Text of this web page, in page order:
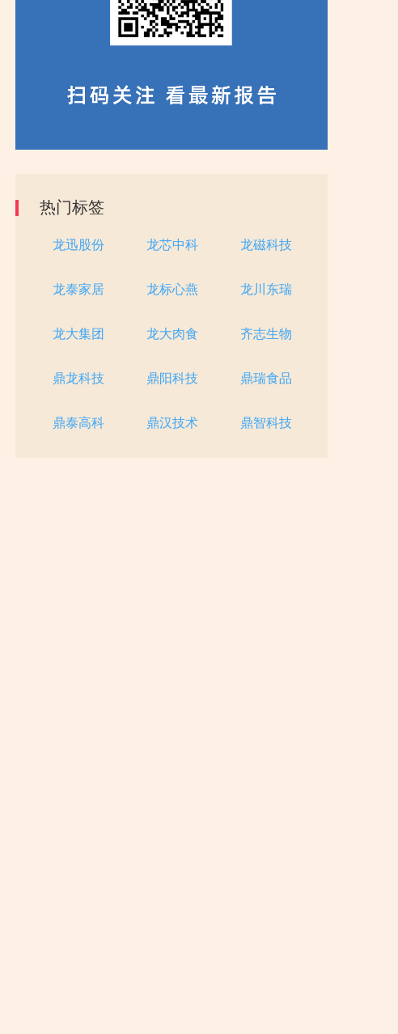
热门标签
龙迅股份 龙芯中科 龙磁科技
龙泰家居 龙标心燕 龙川东瑞
龙大集团 龙大肉食 齐志生物
鼎龙科技 鼎阳科技 鼎瑞食品
鼎泰高科 鼎汉技术 鼎智科技